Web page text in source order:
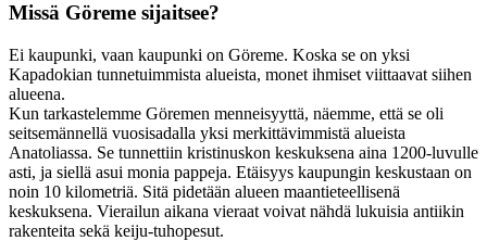
Missä Göreme sijaitsee?
Ei kaupunki, vaan kaupunki on Göreme. Koska se on yksi
Kapadokian tunnetuimmista alueista, monet ihmiset viittaavat siihen
alueena.
Kun tarkastelemme Göremen menneisyyttä, näemme, että se oli
seitsemännellä vuosisadalla yksi merkittävimmistä alueista
Anatoliassa. Se tunnettiin kristinuskon keskuksena aina 1200-luvulle
asti, ja siellä asui monia pappeja. Etäisyys kaupungin keskustaan on
noin 10 kilometriä. Sitä pidetään alueen maantieteellisenä
keskuksena. Vierailun aikana vieraat voivat nähdä lukuisia antiikin
rakenteita sekä keiju-tuhopesut.